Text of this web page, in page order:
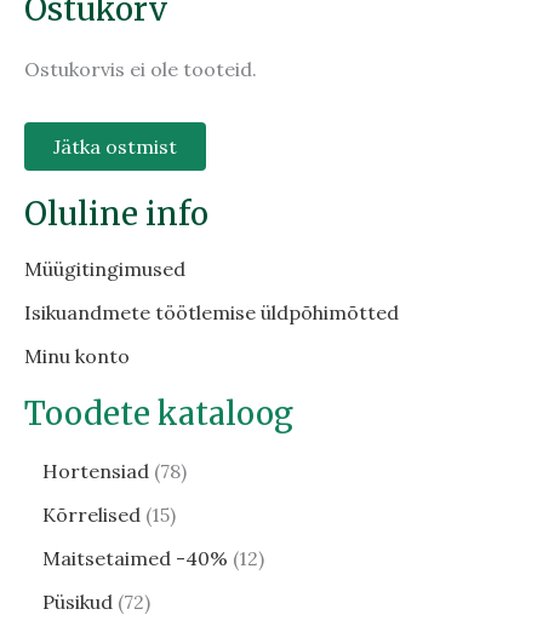
Ostukorv
Ostukorvis ei ole tooteid.
Jätka ostmist
Oluline info
Müügitingimused
Isikuandmete töötlemise üldpõhimõtted
Minu konto
Toodete kataloog
Hortensiad 78
Kõrrelised 15
Maitsetaimed -40% 12
Püsikud 72